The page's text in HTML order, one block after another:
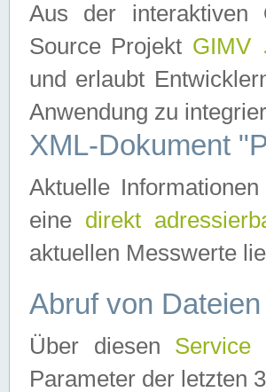
Aus der interaktiven
Source Projekt GIMV
und erlaubt
Anwendung zu
XML-Dokument
Aktuelle
eine direkt
aktuellen Messwerte
Abruf von Dateien
Über diesen Service
Parameter der letzten